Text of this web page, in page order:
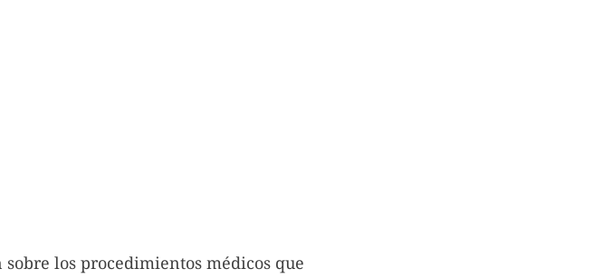
los procedimientos médicos que